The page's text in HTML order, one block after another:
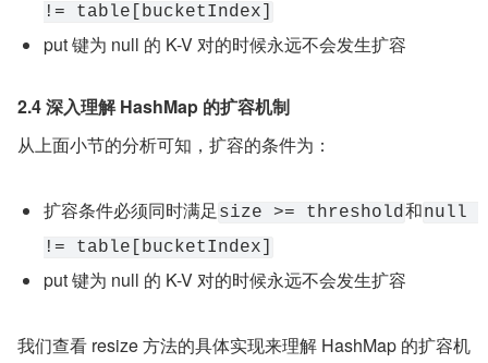
!= table[bucketIndex]
put 键为 null 的 K-V 对的时候永远不会发生扩容
2.4 深入理解 HashMap 的扩容机制
从上面小节的分析可知，扩容的条件为：
扩容条件必须同时满足 size >= threshold 和null
!= table[bucketIndex]
put 键为 null 的 K-V 对的时候永远不会发生扩容
我们查看 resize 方法的具体实现来理解 HashMap 的扩容机